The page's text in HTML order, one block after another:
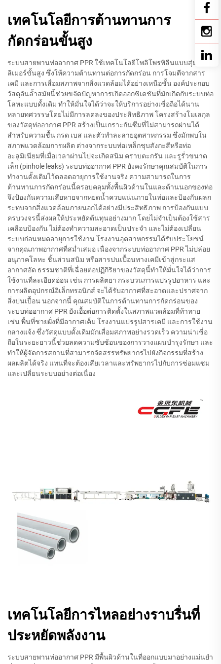
เทคโนโลยีการต้านทานการ
กัดกร่อนขั้นสูง
ระบบสายพานท่ออากาศ PPR ใช้เทคโนโลยีโพลิโพรพิลีนแบบสุ่มโคพอ
ลิเมอร์ขั้นสูง ซึ่งให้ความต้านทานต่อการกัดกร่อน การโจมตีจากสาร
เคมี และการเสื่อมสภาพจากสิ่งแวดล้อมได้อย่างเหนือชั้น องค์ประกอบ
วัสดุอันล้ำสมัยนี้ช่วยขจัดปัญหาการเกิดออกซิเดชันที่มักเกิดกับระบบท่อ
โลหะแบบดั้งเดิม ทำให้มั่นใจได้ว่าจะให้บริการอย่างเชื่อถือได้นาน
หลายทศวรรษโดยไม่มีการลดลงของประสิทธิภาพ โครงสร้างโมเลกุล
ของวัสดุท่ออากาศ PPR สร้างเป็นเกราะกันซึมที่ไม่สามารถผ่านได้
สำหรับความชื้น กรด เบส และตัวทำละลายอุตสาหกรรม ซึ่งมักพบใน
สภาพแวดล้อมการผลิต ต่างจากระบบท่อเหล็กชุบสังกะสีหรือท่อ
อะลูมิเนียมที่เมื่อเวลาผ่านไปจะเกิดสนิม คราบตะกรัน และรูรั่วขนาด
เล็ก (pinhole leaks) ระบบท่ออากาศ PPR ยังคงรักษาคุณสมบัติในการ
ทำงานดั้งเดิมไว้ตลอดอายุการใช้งานจริง ความสามารถในการ
ต้านทานการกัดกร่อนนี้ครอบคลุมทั้งพื้นผิวด้านในและด้านนอกของท่อ
จึงป้องกันความเสียหายจากหยดน้ำควบแน่นภายในท่อและป้องกันผลก
ระทบจากสิ่งแวดล้อมภายนอกได้อย่างมีประสิทธิภาพ การป้องกันแบบ
ครบวงจรนี้ส่งผลให้ประหยัดต้นทุนอย่างมาก โดยไม่จำเป็นต้องใช้สาร
เคลือบป้องกัน ไม่ต้องทำความสะอาดเป็นประจำ และไม่ต้องเปลี่ยน
ระบบก่อนหมดอายุการใช้งาน โรงงานอุตสาหกรรมได้รับประโยชน์
จากคุณภาพอากาศที่สม่ำเสมอ เนื่องจากระบบท่ออากาศ PPR ไม่ปล่อย
อนุภาคโลหะ ชิ้นส่วนสนิม หรือสารปนเปื้อนทางเคมีเข้าสู่กระแส
อากาศอัด ธรรมชาติที่เฉื่อยต่อปฏิกิริยาของวัสดุนี้ทำให้มั่นใจได้ว่าการ
ใช้งานที่ละเอียดอ่อน เช่น การผลิตยา กระบวนการแปรรูปอาหาร และ
การผลิตอุปกรณ์อิเล็กทรอนิกส์ จะได้รับอากาศที่สะอาดและปราศจาก
สิ่งปนเปื้อน นอกจากนี้ คุณสมบัติในการต้านทานการกัดกร่อนของ
ระบบท่ออากาศ PPR ยังเอื้อต่อการติดตั้งในสภาพแวดล้อมที่ท้าทาย
เช่น พื้นที่ชายฝั่งที่มีอากาศเค็ม โรงงานแปรรูปสารเคมี และการใช้งาน
กลางแจ้ง ซึ่งวัสดุแบบดั้งเดิมมักเสื่อมสภาพอย่างรวดเร็ว ความน่าเชื่อ
ถือในระยะยาวนี้ช่วยลดความซับซ้อนของการวางแผนบำรุงรักษา และ
ทำให้ผู้จัดการสถานที่สามารถจัดสรรทรัพยากรไปยังกิจกรรมที่สร้าง
ผลผลิตได้จริง แทนที่จะต้องเสียเวลาและทรัพยากรไปกับการซ่อมแซม
และเปลี่ยนระบบอย่างต่อเนื่อง
เทคโนโลยีการไหลอย่างราบรื่นที่
ประหยัดพลังงาน
ระบบสายพานท่ออากาศ PPR มีพื้นผิวด้านในที่ออกแบบมาอย่างแม่นยำ